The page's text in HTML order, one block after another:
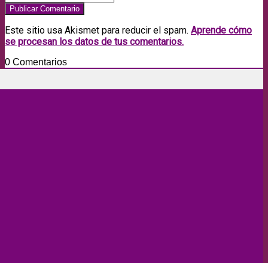
Este sitio usa Akismet para reducir el spam. Aprende cómo
se procesan los datos de tus comentarios.
0 Comentarios